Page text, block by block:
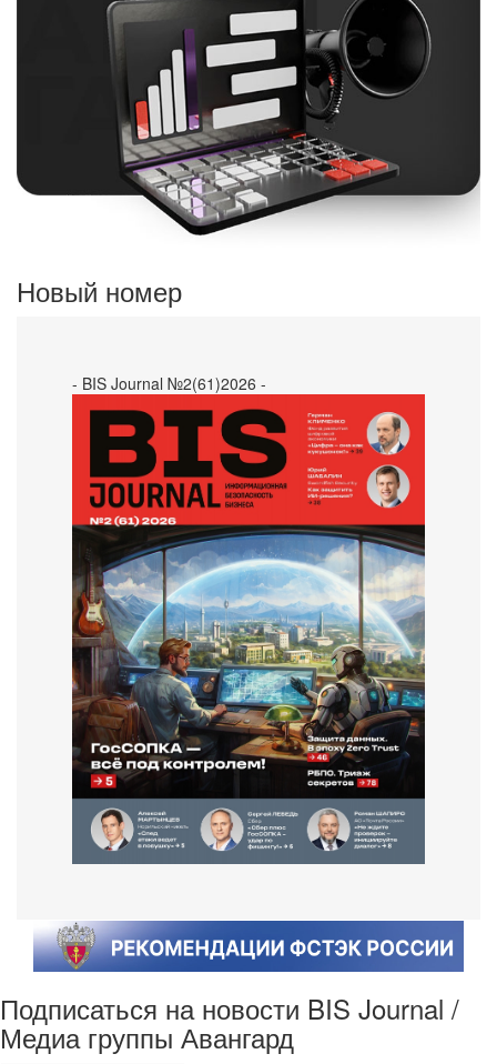
Новый номер
- BIS Journal №2(61)2026 -
Подписаться на новости BIS Journal /
Медиа группы Авангард